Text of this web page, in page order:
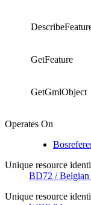
GetFeature
GetGmlObject
Operates On
Unique resource
BD72 / Belgian
Unique resource